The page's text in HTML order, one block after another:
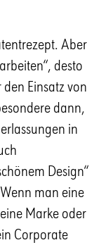
Aber
desto
den Einsatz von
dann,
in
Design“
man eine
Marke oder
Corporate